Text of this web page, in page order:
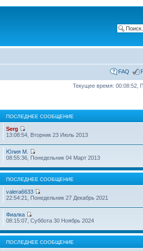
FAQ
Текущее время: 00:08:52,
ПОСЛЕДНЕЕ СООБЩЕНИЕ
Serg
13:08:54, Вторник 23 Июль 2013
Юлия М.
08:55:36, Понедельник 04 Март 2013
ПОСЛЕДНЕЕ СООБЩЕНИЕ
valera6633
22:54:21, Понедельник 27 Декабрь 2021
Фиалка
08:15:07, Суббота 30 Ноябрь 2024
ПОСЛЕДНЕЕ СООБЩЕНИЕ